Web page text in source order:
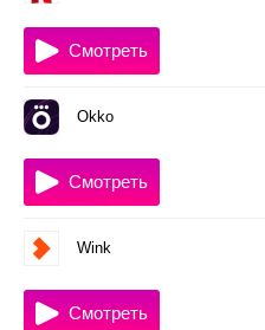
Смотреть
Okko
Смотреть
Wink
Смотреть